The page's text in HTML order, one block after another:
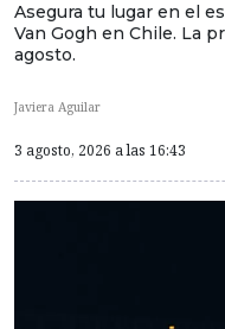
Asegura tu lugar en el
Van Gogh en Chile. La
agosto.
Javiera Aguilar
3 agosto, 2026 a las 16:43